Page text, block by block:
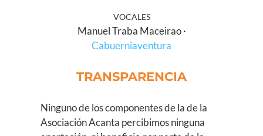
VOCALES
Manuel Traba Maceirao ·
Cabuerniaventura
TRANSPARENCIA
Ninguno de los componentes de la de la
Asociación Acanta percibimos ninguna